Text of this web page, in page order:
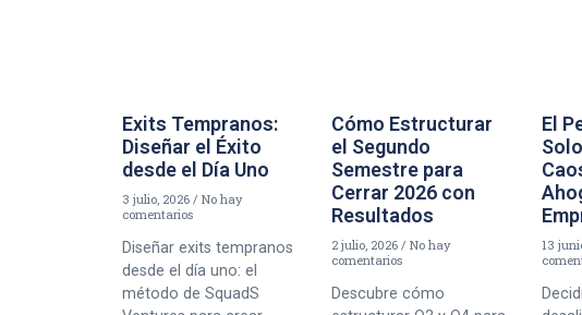
Exits Tempranos:
Diseñar el Éxito
desde el Día Uno
3 julio, 2026
No hay
comentarios
Diseñar exits tempranos
desde el día uno: el
método de SquadS
Cómo Estructurar
el Segundo
Semestre para
Cerrar 2026 con
Resultados
2 julio, 2026 No hay
comentarios
Descubre cómo
El
13